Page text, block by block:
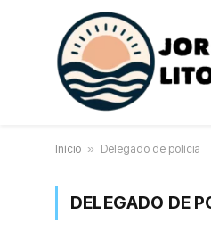
Início » Delegado de polícia
DELEGADO DE